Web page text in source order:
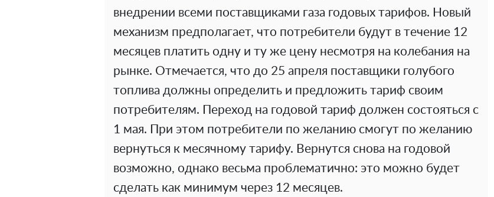
внедрении всеми поставщиками газа годовых тарифов. Новый
механизм предполагает, что потребители будут в течение 12
месяцев платить одну и ту же цену несмотря на колебания на
рынке. Отмечается, что до 25 апреля поставщики голубого
топлива должны определить и предложить тариф своим
потребителям. Переход на годовой тариф должен состояться с
1 мая. При этом потребители по желанию смогут по желанию
вернуться к месячному тарифу. Вернутся снова на годовой
возможно, однако весьма проблематично: это можно будет
сделать как минимум через 12 месяцев.